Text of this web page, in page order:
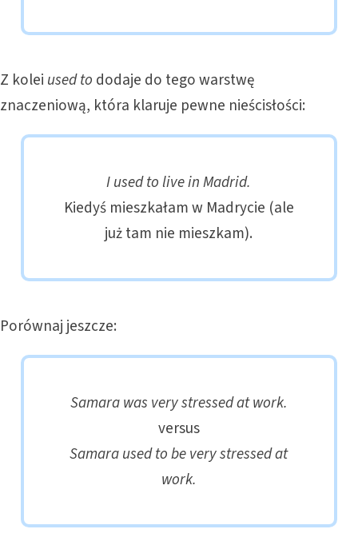
Z kolei used to dodaje do tego warstwę
znaczeniową, która klaruje pewne nieścisłości:
I used to live in Madrid.
Kiedyś mieszkałam w Madrycie (ale
już tam nie mieszkam).
Porównaj jeszcze:
Samara was very stressed at work.
versus
Samara used to be very stressed at
work.